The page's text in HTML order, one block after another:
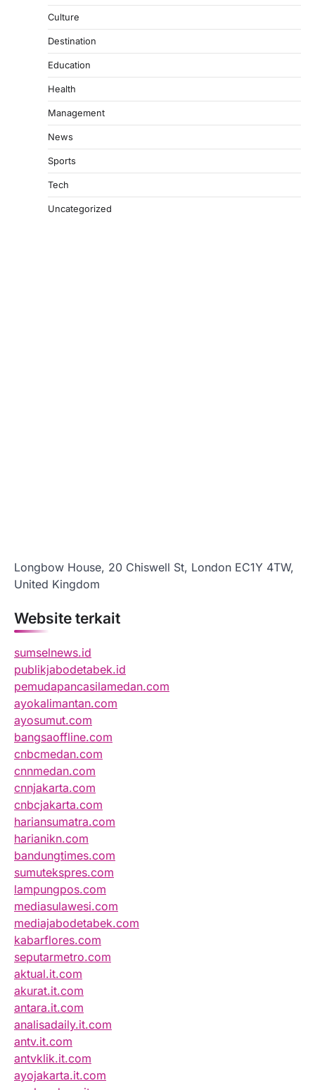
Culture
Destination
Education
Health
Management
News
Sports
Tech
Uncategorized
Longbow House, 20 Chiswell St, London EC1Y 4TW,
United Kingdom
Website terkait
sumselnews.id
publikjabodetabek.id
pemudapancasilamedan.com
ayokalimantan.com
ayosumut.com
bangsaoffline.com
cnbcmedan.com
cnnmedan.com
cnnjakarta.com
cnbcjakarta.com
hariansumatra.com
harianikn.com
bandungtimes.com
sumutekspres.com
lampungpos.com
mediasulawesi.com
mediajabodetabek.com
kabarflores.com
seputarmetro.com
aktual.it.com
akurat.it.com
antara.it.com
analisadaily.it.com
antv.it.com
antvklik.it.com
ayojakarta.it.com